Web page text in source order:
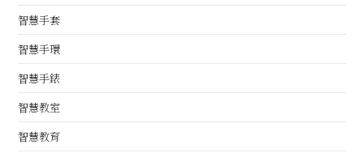
智慧手套
智慧手環
智慧手錶
智慧教室
智慧教育